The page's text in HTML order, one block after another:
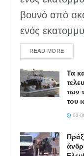
βουνό από
ενός
READ MOREDETAILS
Τα
των
του
03-